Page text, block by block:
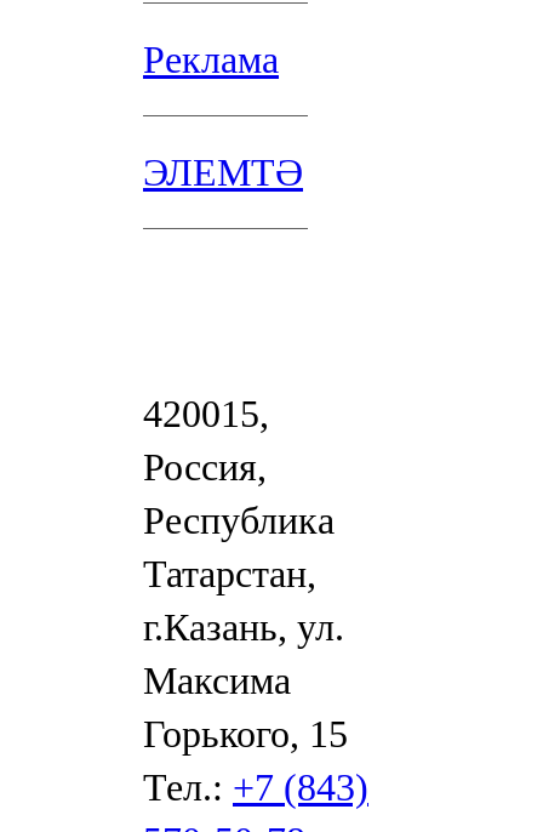
Реклама
ЭЛЕМТӘ
420015,
Россия,
Республика
Татарстан,
г.Казань, ул.
Максима
Горького, 15
Тел.: +7 (843)